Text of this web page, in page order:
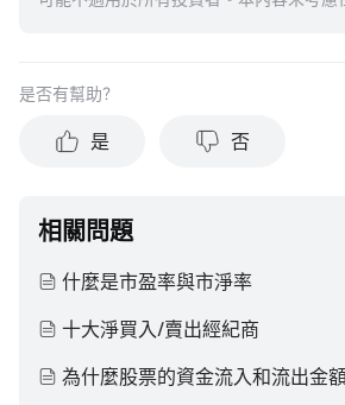
結果。投資涉及風險和損失本金的可能性
任何陳述或保證。
是否有幫助？
是 否
相關問題
什麼是市盈率與市淨率
十大淨買入/賣出經紀商
為什麼股票的資金流入和流出金